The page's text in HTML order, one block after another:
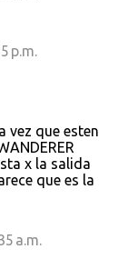
p.m.
vez que esten
x la salida
que es la
a.m.